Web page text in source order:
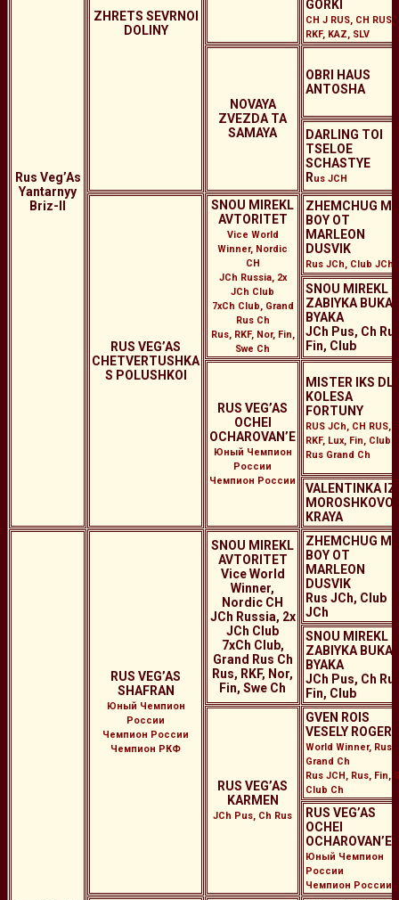
Rus Veg’As
Yantarnyy
Briz-II
ZHRETS SEVRNOI
DOLINY
GORKI
CH J RUS, CH RUS,
RKF, KAZ, SLV
NOVAYA
ZVEZDA TA
SAMAYA
OBRI HAUS
ANTOSHA
DARLING TOI
TSELOE
SCHASTYE
Rus JCH
RUS VEG’AS
CHETVERTUSHKA
S POLUSHKOI
SNOU MIREKL
AVTORITET
Vice World
Winner, Nordic
CH
JCh Russia, 2x
JCh Club
7xCh Club, Grand
Rus Ch
Rus, RKF, Nor, Fin,
Swe Ch
ZHEMCHUG
BOY OT
MARLEON
DUSVIK
Rus JCh, Club JCh
SNOU MIREKL
ZABIYKA BUKA-
BYAKA
JCh Pus, Ch
Fin, Club
RUS VEG’AS
OCHEI
OCHAROVAN’E
Юный Чемпион
России
Чемпион России
MISTER IKS
KOLESA
FORTUNY
RUS JCh, CH RUS,
RKF, Lux, Fin, Club
Rus Grand Ch
VALENTINKA IZ
KRAYA
RUS VEG’AS
SHAFRAN
Юный Чемпион
России
Чемпион России
Чемпион РКФ
SNOU MIREKL
AVTORITET
Vice World
Winner,
Nordic CH
JCh Russia, 2x
JCh Club
7xCh Club,
Grand Rus Ch
Rus, RKF, Nor,
Fin, Swe Ch
ZHEMCHUG
BOY OT
MARLEON
DUSVIK
Rus JCh, Club
JCh
SNOU MIREKL
ZABIYKA BUKA-
BYAKA
JCh Pus, Ch
Fin, Club
RUS VEG’AS
KARMEN
JCh Pus, Ch Rus
GVEN ROIS
VESELY ROGER
World Winner, Rus
Grand Ch
Rus JCH, Rus, Fin,
Club Ch
RUS VEG’AS
OCHEI
OCHAROVAN’E
Юный Чемпион
России
Чемпион России